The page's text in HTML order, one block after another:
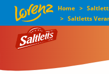
Direkt
Inhalt
Home
Saltletts